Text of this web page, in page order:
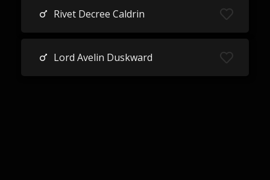
Rivet Decree Caldrin
Lord Avelin Duskward